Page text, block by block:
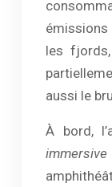
émissions
les
aussi le
À bord,
immersive